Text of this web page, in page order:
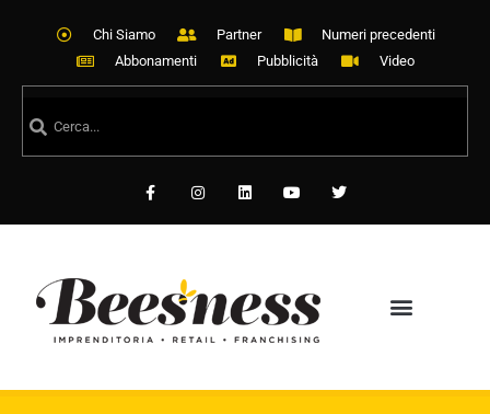
Chi Siamo Partner
Numeri precedenti
Abbonamenti
Pubblicità Video